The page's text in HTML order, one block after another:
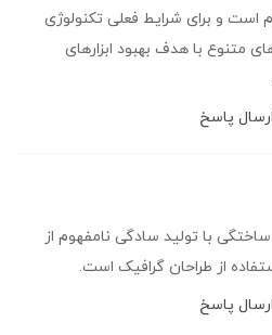
است و برای شرایط فعلی تکنولوژی
متنوع با هدف بهبود ابزارهای
ارسال پاسخ
با تولید سادگی نامفهوم از
از طراحان گرافیک است.
ارسال پاسخ